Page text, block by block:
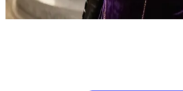
Show more